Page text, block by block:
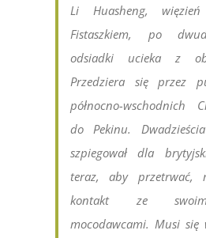
Li Huasheng,
Fistaszkiem, po
odsiadki ucieka z
Przedziera się przez
północno-
do Pekinu.
szpiegował dla
teraz, aby przetrwać,
kontakt ze
mocodawcami. Musi się